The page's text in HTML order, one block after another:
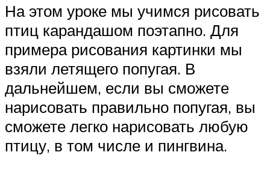
На этом уроке мы учимся рисовать
птиц карандашом поэтапно. Для
примера рисования картинки мы
взяли летящего попугая. В
дальнейшем, если вы сможете
нарисовать правильно попугая, вы
сможете легко нарисовать любую
птицу, в том числе и пингвина.